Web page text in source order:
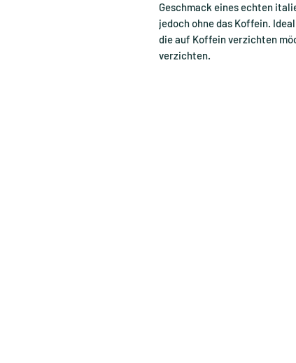
Geschmack eines echten
jedoch ohne das Koffein.
die auf Koffein verzichten
verzichten.